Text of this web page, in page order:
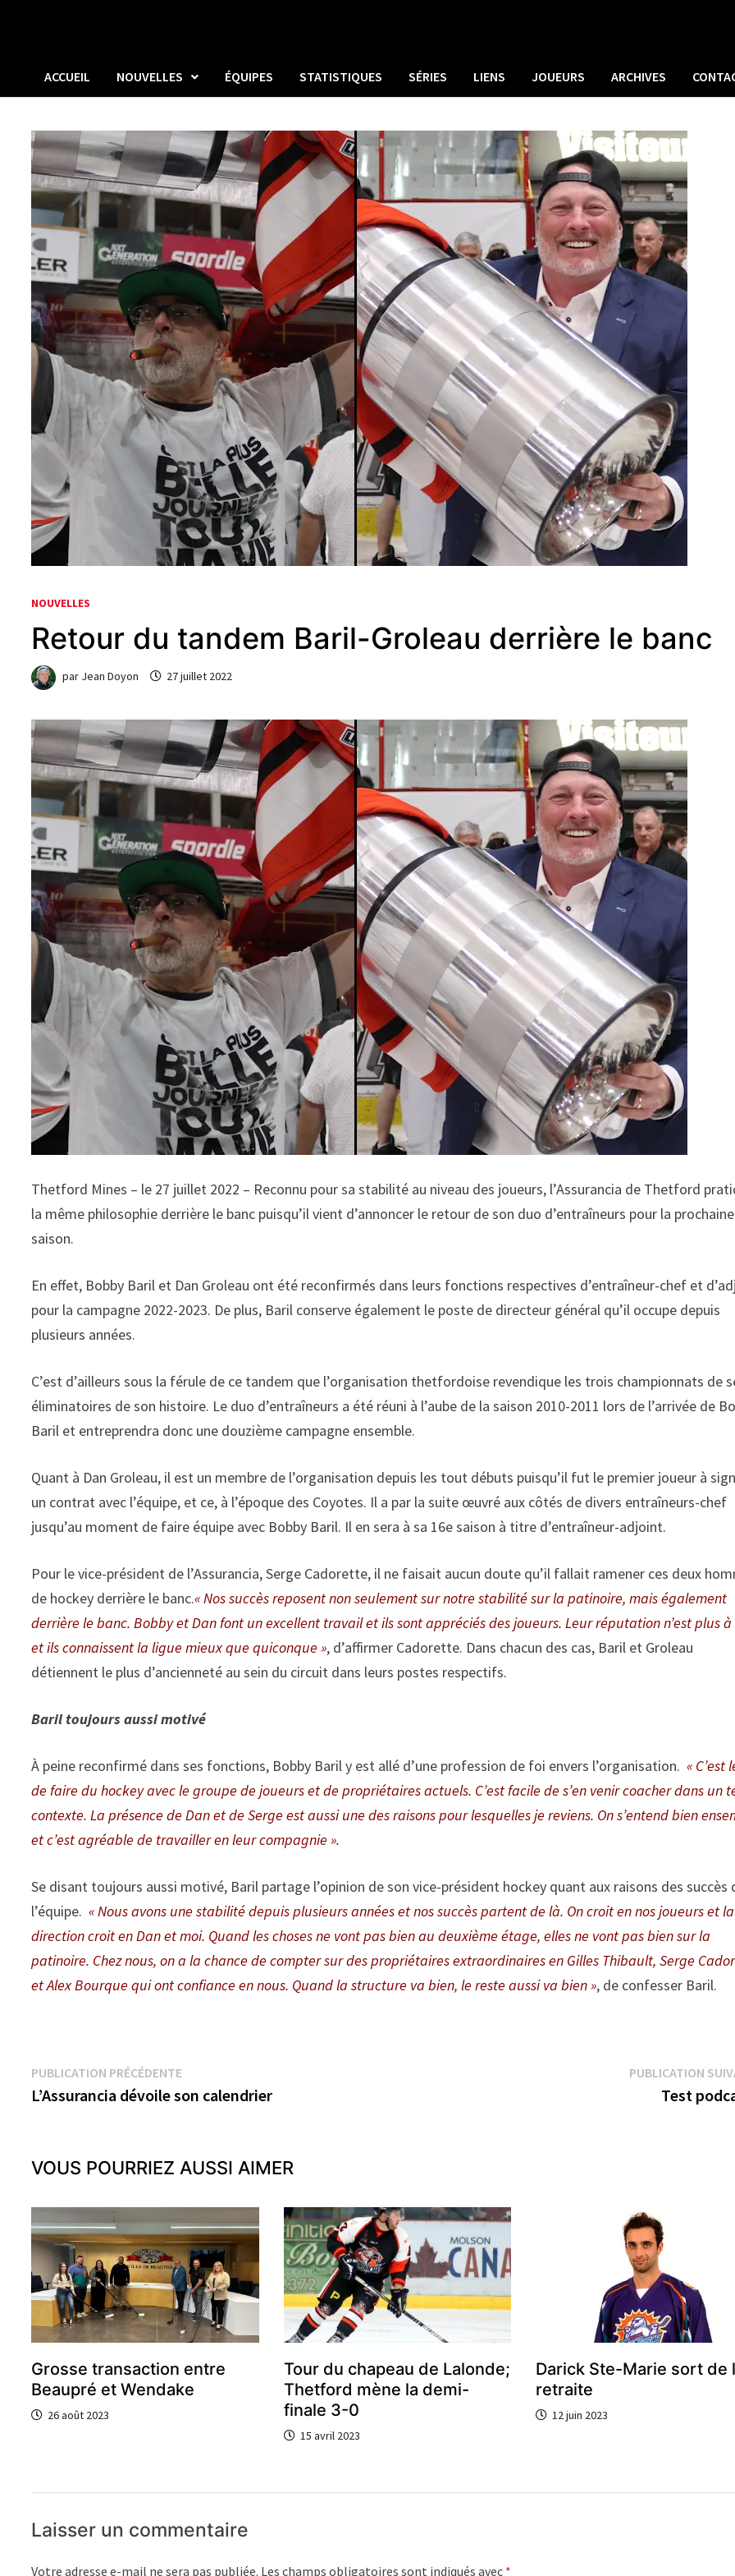
ACCUEIL NOUVELLES ÉQUIPES STATISTIQUES SÉRIES LIENS JOUEURS ARCHIVES
NOUVELLES
Retour du tandem Baril-Groleau derrière le banc
par Jean Doyon 27 juillet 2022
Thetford Mines – le 27 juillet 2022 – Reconnu pour sa stabilité au niveau des joueurs, l’Assurancia de Thetford
la même philosophie derrière le banc puisqu’il vient d’annoncer le retour de son duo d’entraîneurs pour la prochaine
saison.
En effet, Bobby Baril et Dan Groleau ont été reconfirmés dans leurs fonctions respectives d’entraîneur-chef et
pour la campagne 2022-2023. De plus, Baril conserve également le poste de directeur général qu’il occupe depuis
plusieurs années.
C’est d’ailleurs sous la férule de ce tandem que l’organisation thetfordoise revendique les trois championnats de
éliminatoires de son histoire. Le duo d’entraîneurs a été réuni à l’aube de la saison 2010-2011 lors de l’arrivée de
Baril et entreprendra donc une douzième campagne ensemble.
Quant à Dan Groleau, il est un membre de l’organisation depuis les tout débuts puisqu’il fut le premier joueur à
un contrat avec l’équipe, et ce, à l’époque des Coyotes. Il a par la suite œuvré aux côtés de divers entraîneurs-chef
jusqu’au moment de faire équipe avec Bobby Baril. Il en sera à sa 16e saison à titre d’entraîneur-adjoint.
Pour le vice-président de l’Assurancia, Serge Cadorette, il ne faisait aucun doute qu’il fallait ramener ces deux
de hockey derrière le banc.« Nos succès reposent non seulement sur notre stabilité sur la patinoire, mais également
derrière le banc. Bobby et Dan font un excellent travail et ils sont appréciés des joueurs. Leur réputation n’est plus
et ils connaissent la ligue mieux que quiconque », d’affirmer Cadorette. Dans chacun des cas, Baril et Groleau
détiennent le plus d’ancienneté au sein du circuit dans leurs postes respectifs.
Baril toujours aussi motivé
À peine reconfirmé dans ses fonctions, Bobby Baril y est allé d’une profession de foi envers l’organisation.« C’est
de faire du hockey avec le groupe de joueurs et de propriétaires actuels. C’est facile de s’en venir coacher dans un
contexte. La présence de Dan et de Serge est aussi une des raisons pour lesquelles je reviens. On s’entend bien
et c’est agréable de travailler en leur compagnie ».
Se disant toujours aussi motivé, Baril partage l’opinion de son vice-président hockey quant aux raisons des succès
l’équipe.« Nous avons une stabilité depuis plusieurs années et nos succès partent de là. On croit en nos joueurs et la
direction croit en Dan et moi. Quand les choses ne vont pas bien au deuxième étage, elles ne vont pas bien sur la
patinoire. Chez nous, on a la chance de compter sur des propriétaires extraordinaires en Gilles Thibault, Serge
et Alex Bourque qui ont confiance en nous. Quand la structure va bien, le reste aussi va bien », de confesser Baril.
Navigation
de
PUBLICATION PRÉCÉDENTEPublication
précédente :
L’Assurancia dévoile son calendrier
PUBLICATION
Test
VOUS POURRIEZ AUSSI AIMER
Grosse transaction entre
Beaupré et Wendake
26 août 2023
Tour du chapeau de Lalonde;
Thetford mène la demi-
finale 3-0
15 avril 2023
Darick Ste-Marie sort de
retraite
12 juin 2023
Laisser un commentaire
Votre adresse e-mail ne sera pas publiée. Les champs obligatoires sont indiqués avec *